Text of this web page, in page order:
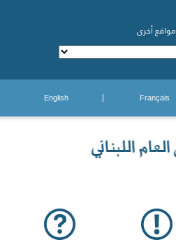
مواقع أخرى
Français
English